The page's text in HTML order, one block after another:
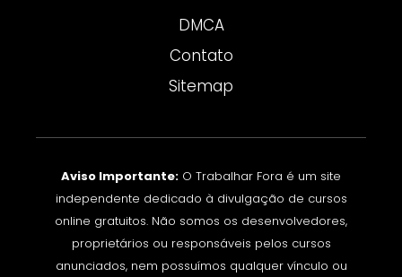
DMCA
Contato
Sitemap
Aviso Importante: O Trabalhar Fora é um site
independente dedicado à divulgação de cursos
online gratuitos. Não somos os desenvolvedores,
proprietários ou responsáveis pelos cursos
anunciados, nem possuímos qualquer vínculo ou